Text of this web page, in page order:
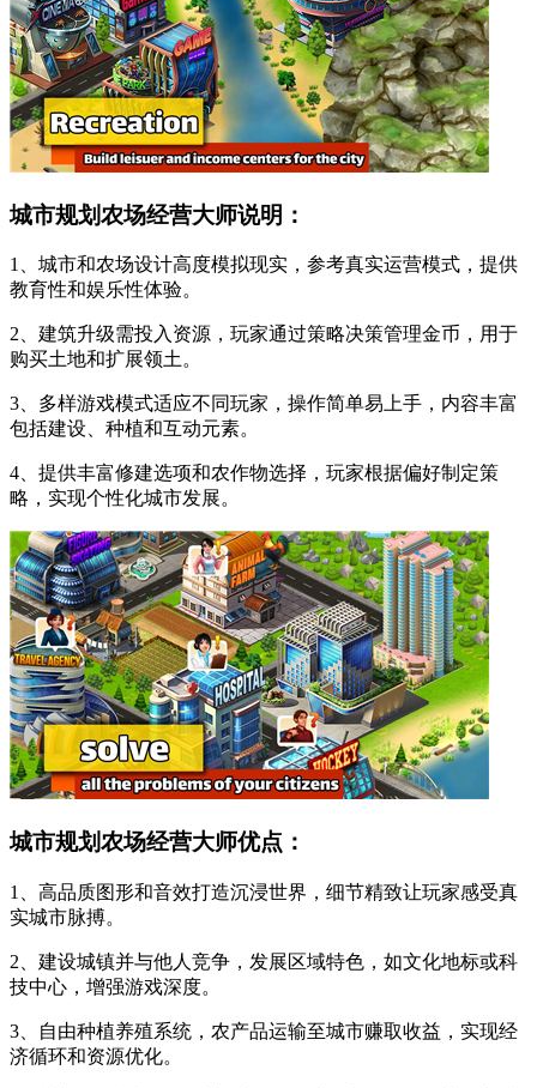
城市规划农场经营大师说明：
1、城市和农场设计高度模拟现实，参考真实运营模式，提供
教育性和娱乐性体验。
2、建筑升级需投入资源，玩家通过策略决策管理金币，用于
购买土地和扩展领土。
3、多样游戏模式适应不同玩家，操作简单易上手，内容丰富
包括建设、种植和互动元素。
4、提供丰富修建选项和农作物选择，玩家根据偏好制定策
略，实现个性化城市发展。
城市规划农场经营大师优点：
1、高品质图形和音效打造沉浸世界，细节精致让玩家感受真
实城市脉搏。
2、建设城镇并与他人竞争，发展区域特色，如文化地标或科
技中心，增强游戏深度。
3、自由种植养殖系统，农产品运输至城市赚取收益，实现经
济循环和资源优化。